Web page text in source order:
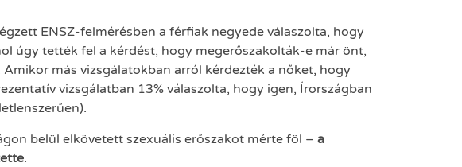
ENSZ-felmérésben a férfiak negyede válaszolta, hogy
úgy tették fel a kérdést, hogy megerőszakolták-e már önt,
más vizsgálatokban arról kérdezték a nőket, hogy
vizsgálatban 13% válaszolta, hogy igen, Írországban
belül elkövetett szexuális erőszakot mérte föl – a
.